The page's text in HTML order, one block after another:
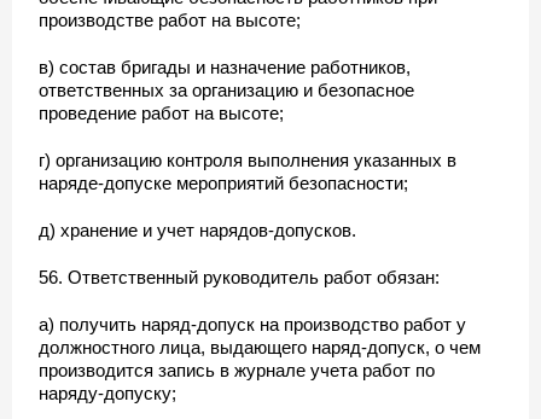
производстве работ на высоте;
в) состав бригады и назначение работников,
ответственных за организацию и безопасное
проведение работ на высоте;
г) организацию контроля выполнения указанных в
наряде-допуске мероприятий безопасности;
д) хранение и учет нарядов-допусков.
56. Ответственный руководитель работ обязан:
а) получить наряд-допуск на производство работ у
должностного лица, выдающего наряд-допуск, о чем
производится запись в журнале учета работ по
наряду-допуску;